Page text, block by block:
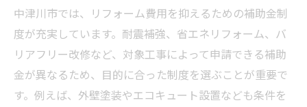
中津川市では、リフォーム費用を抑えるための補助金制
度が充実しています。耐震補強、省エネリフォーム、バ
リアフリー改修など、対象工事によって申請できる補助
金が異なるため、目的に合った制度を選ぶことが重要で
す。例えば、外壁塗装やエコキュート設置なども条件を